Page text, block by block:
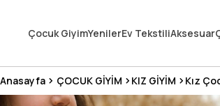
3 MİLYONDAN FAZLA MUTLU MÜŞTERİ ❤️ 10
Çocuk GiyimYenilerEv TekstiliAksesuar
Anasayfa ÇOCUK GİYİM KIZ GİYİM Kız